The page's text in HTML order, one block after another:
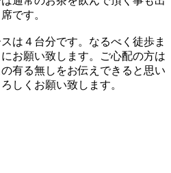
です。
は４台分です。なるべく徒歩ま
お願い致します。ご心配の方は
有る無しをお伝えできると思い
しくお願い致します。